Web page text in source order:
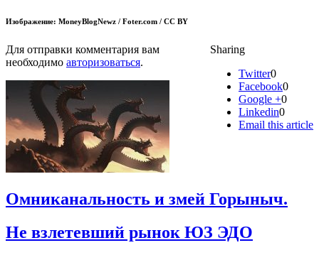
Изображение: MoneyBlogNewz / Foter.com / CC BY
Sharing
Twitter0
Facebook0
Google +0
Linkedin0
Email this article
Для отправки комментария вам
необходимо авторизоваться.
Омниканальность и змей Горыныч.
Не взлетевший рынок ЮЗ ЭДО